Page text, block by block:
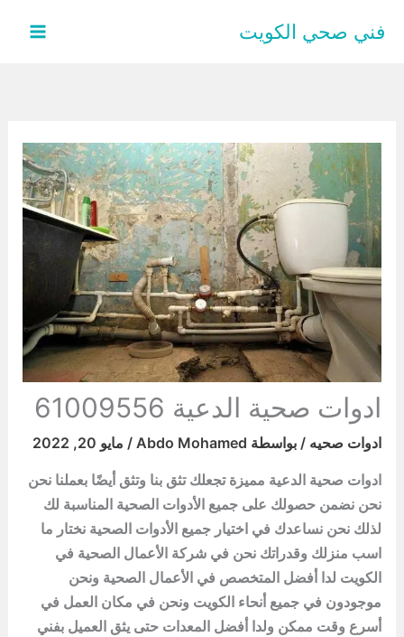
فني صحي الكويت
ادوات صحية الدعية 61009556
ادوات صحيه / بواسطة Abdo Mohamed
/ مايو 20, 2022
ادوات صحية الدعية مميزة تجعلك تثق بنا وتثق أيضًا بعملنا نحن
نحن نضمن حصولك على جميع الأدوات الصحية المناسبة لك
لذلك نحن نساعدك في اختيار جميع الأدوات الصحية نختار ما
اسب منزلك وقدراتك نحن في شركة الأعمال الصحية في
الكويت لدا أفضل المتخصص في الأعمال الصحية ونحن
موجودون في جميع أنحاء الكويت ونحن في مكان العمل في
أسرع وقت ممكن ولدا أفضل المعدات حتى يثق العميل بفني